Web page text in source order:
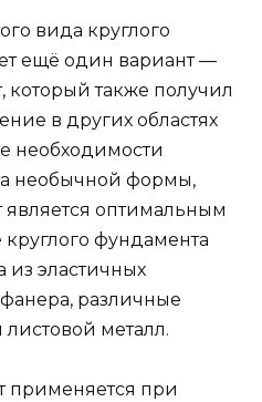
вида круглого
ещё один вариант —
также получил
в других областях
необходимости
необычной формы,
оптимальным
фундамента
из эластичных
различные
металл.
применяется при